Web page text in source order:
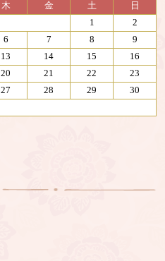
木 金 土
日
1
2
6 7 8
9
13 14 15
16
20 21 22
23
27 28 29
30